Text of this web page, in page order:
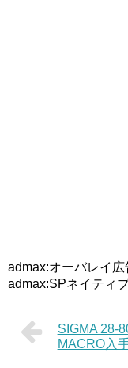
admax:オーバレイ広
admax:SPネイティ
SIGMA 28-
MACRO入